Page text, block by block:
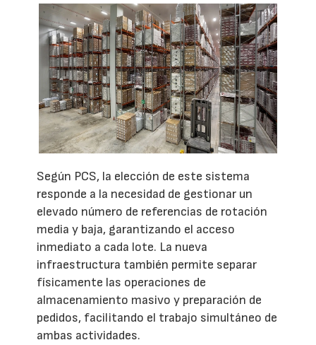
Según PCS, la elección de este sistema
responde a la necesidad de gestionar un
elevado número de referencias de rotación
media y baja, garantizando el acceso
inmediato a cada lote. La nueva
infraestructura también permite separar
físicamente las operaciones de
almacenamiento masivo y preparación de
pedidos, facilitando el trabajo simultáneo de
ambas actividades.